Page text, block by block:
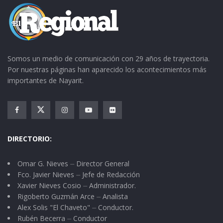
matemáticas.
De igual forma sostuvo que el perfil profesional
de los docentes que imparten clases en el Tec.
del Sur, es el idóneo; y agregó que la mitad de
los 20 catedráticos adscritos a la institución
maestrías en sus áreas correspondientes, y el
postgrado”.
Por último, el M.A. José Luis Suárez del Real
explicó que “las puertas del TC seguirán
abiertas. Aún mañana y pasado que son
inscripciones de nuevo ingreso, nosotros
Somos un medio de comunicación con 29 años de trayectoria.
Por nuestras páginas han aparecido los acontecimientos más
importantes de Nayarit.
DIRECTORIO:
Omar G. Nieves ⏤ Director General
Fco. Javier Nieves ⏤ Jefe de Redacción
Xavier Nieves Cosio ⏤ Administrador.
Rigoberto Guzmán Arce ⏤ Analista
Alex Solis "El Chaveto" ⏤ Conductor.
Rubén Becerra ⏤ Conductor